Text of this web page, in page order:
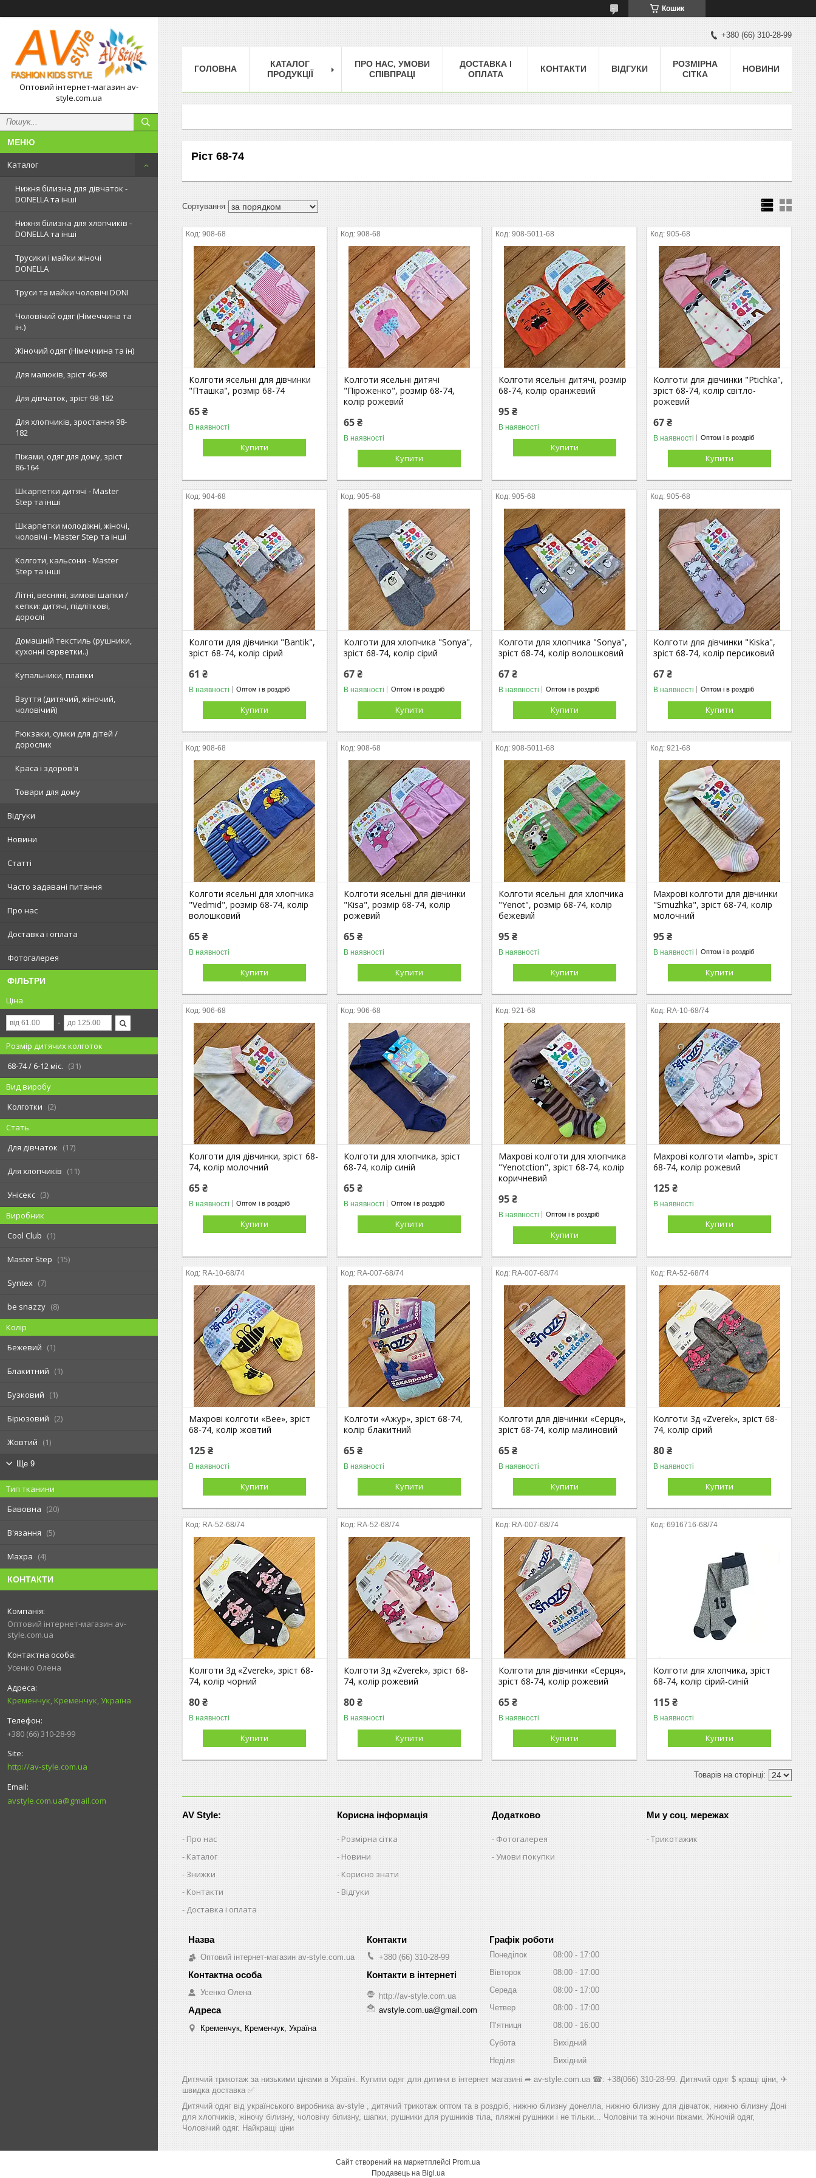
Кошик
Оптовий інтернет-магазин av-
style.com.ua
Каталог
Нижня білизна для дівчаток -
DONELLA та інші
Нижня білизна для хлопчиків -
DONELLA та інші
Трусики і майки жіночі
DONELLA
Труси та майки чоловічі DONI
Чоловічий одяг (Німеччина та
ін.)
Жіночий одяг (Німеччина та ін)
Для малюків, зріст 46-98
Для дівчаток, зріст 98-182
Для хлопчиків, зростання 98-
182
Піжами, одяг для дому, зріст
86-164
Шкарпетки дитячі - Master
Step та інші
Шкарпетки молодіжні, жіночі,
чоловічі - Master Step та інші
Колготи, кальсони - Master
Step та інші
Літні, весняні, зимові шапки /
кепки: дитячі, підліткові,
дорослі
Домашній текстиль (рушники,
кухонні серветки..)
Купальники, плавки
Взуття (дитячий, жіночий,
чоловічий)
Рюкзаки, сумки для дітей /
дорослих
Краса і здоров'я
Товари для дому
Відгуки
Новини
Статті
Часто задавані питання
Про нас
Доставка і оплата
Фотогалерея
ФІЛЬТРИ
Ціна
Розмір дитячих колготок
68-74 / 6-12 міс.
31
Вид виробу
Колготки
2
Стать
Для дівчаток
17
Для хлопчиків 11
Унісекс
3
Виробник
Cool Club
1
Master Step 15
Syntex 7
be snazzy
8
Колір
Бежевий
1
Блакитний 1
Бузковий 1
Бірюзовий 2
Жовтий 1
Ще 9
Тип тканини
Бавовна
20
В'язання 5
Махра 4
КОНТАКТИ
Оптовий інтернет-магазин av-
style.com.ua
Усенко Олена
Кременчук, Кременчук, Україна
+380 (66) 310-28-99
http://av-style.com.ua
avstyle.com.ua@gmail.com
+380 (66) 310-28-99
ГОЛОВНА
КАТАЛОГ
ПРОДУКЦІЇ
ПРО НАС, УМОВИ
СПІВПРАЦІ
ДОСТАВКА І
ОПЛАТА
КОНТАКТИ ВІДГУКИ
РОЗМІРНА
СІТКА
НОВИНИ
Ріст 68-74
908-68
Колготи ясельні для дівчинки
"Пташка", розмір 68-74
65 ₴
В наявності
Купити
908-68
Колготи ясельні дитячі
"Піроженко", розмір 68-74,
колір рожевий
65 ₴
В наявності
Купити
908-5011-68
Колготи ясельні дитячі, розмір
68-74, колір оранжевий
95 ₴
В наявності
Купити
905-68
Колготи для дівчинки "Ptichka",
зріст 68-74, колір світло-
рожевий
67 ₴
В наявності Оптом і в роздріб
Купити
904-68
Колготи для дівчинки "Bantik",
зріст 68-74, колір сірий
61 ₴
В наявності Оптом і в роздріб
Купити
905-68
Колготи для хлопчика "Sonya",
зріст 68-74, колір сірий
67 ₴
В наявності Оптом і в роздріб
Купити
905-68
Колготи для хлопчика "Sonya",
зріст 68-74, колір волошковий
67 ₴
В наявності Оптом і в роздріб
Купити
905-68
Колготи для дівчинки "Kiska",
зріст 68-74, колір персиковий
67 ₴
В наявності Оптом і в роздріб
Купити
908-68
Колготи ясельні для хлопчика
"Vedmid", розмір 68-74, колір
волошковий
65 ₴
В наявності
Купити
908-68
Колготи ясельні для дівчинки
"Kisa", розмір 68-74, колір
рожевий
65 ₴
В наявності
Купити
908-5011-68
Колготи ясельні для хлопчика
"Yenot", розмір 68-74, колір
бежевий
95 ₴
В наявності
Купити
921-68
Махрові колготи для дівчинки
"Smuzhka", зріст 68-74, колір
молочний
95 ₴
В наявності Оптом і в роздріб
Купити
906-68
Колготи для дівчинки, зріст 68-
74, колір молочний
65 ₴
В наявності Оптом і в роздріб
Купити
906-68
Колготи для хлопчика, зріст
68-74, колір синій
65 ₴
В наявності Оптом і в роздріб
Купити
921-68
Махрові колготи для хлопчика
"Yenotction", зріст 68-74, колір
коричневий
95 ₴
В наявності Оптом і в роздріб
Купити
RA-10-68/74
Махрові колготи «lamb», зріст
68-74, колір рожевий
125 ₴
В наявності
Купити
RA-10-68/74
Махрові колготи «Bee», зріст
68-74, колір жовтий
125 ₴
В наявності
Купити
RA-007-68/74
Колготи «Ажур», зріст 68-74,
колір блакитний
65 ₴
В наявності
Купити
RA-007-68/74
Колготи для дівчинки «Серця»,
зріст 68-74, колір малиновий
65 ₴
В наявності
Купити
RA-52-68/74
Колготи 3д «Zverek», зріст 68-
74, колір сірий
80 ₴
В наявності
Купити
RA-52-68/74
Колготи 3д «Zverek», зріст 68-
74, колір чорний
80 ₴
В наявності
Купити
RA-52-68/74
Колготи 3д «Zverek», зріст 68-
74, колір рожевий
80 ₴
В наявності
Купити
RA-007-68/74
Колготи для дівчинки «Серця»,
зріст 68-74, колір рожевий
65 ₴
В наявності
Купити
6916716-68/74
Колготи для хлопчика, зріст
68-74, колір сірий-синій
115 ₴
В наявності
Купити
AV Style:
Про нас
Каталог
Знижки
Контакти
Доставка і оплата
Корисна інформація
Розмірна сітка
Новини
Корисно знати
Відгуки
Додатково
Фотогалерея
Умови покупки
Ми у соц. мережах
Трикотажик
Оптовий інтернет-магазин av-style.com.ua
Усенко Олена
Кременчук, Кременчук, Україна
+380 (66) 310-28-99
http://av-style.com.ua
avstyle.com.ua@gmail.com
Графік роботи
Понеділок 08:00
17:00
Вівторок
08:00
17:00
Середа
08:00
17:00
Четвер
08:00
17:00
Пʼятниця
08:00
16:00
Субота
Вихідний
Неділя
Вихідний
Дитячий трикотаж за низькими цінами в Україні. Купити одяг для дитини в інтернет магазині ➦ av-style.com.ua ☎: +38(066) 310-28-99. Дитячий одяг $ кращі ціни, ✈
швидка доставка ✅
Дитячий одяг від українського виробника av-style , дитячий трикотаж оптом та в роздріб, нижню білизну донелла, нижню білизну для дівчаток, нижню білизну Доні
для хлопчиків, жіночу білизну, чоловічу білизну, шапки, рушники для рушників тіла, пляжні рушники і не тільки... Чоловічи та жіночи піжами. Жіночій одяг,
Чоловічий одяг. Найкращі ціни
Сайт створений на маркетплейсі Prom.ua
Продавець на Bigl.ua